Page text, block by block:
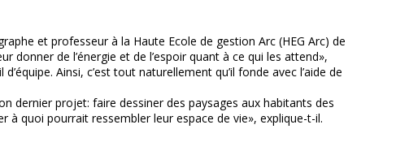
et professeur à la Haute Ecole de gestion Arc (HEG Arc) de
de l’énergie et de l’espoir quant à ce qui les attend»,
Ainsi, c’est tout naturellement qu’il fonde avec l’aide de
dernier projet: faire dessiner des paysages aux habitants des
à quoi pourrait ressembler leur espace de vie», explique-t-il.